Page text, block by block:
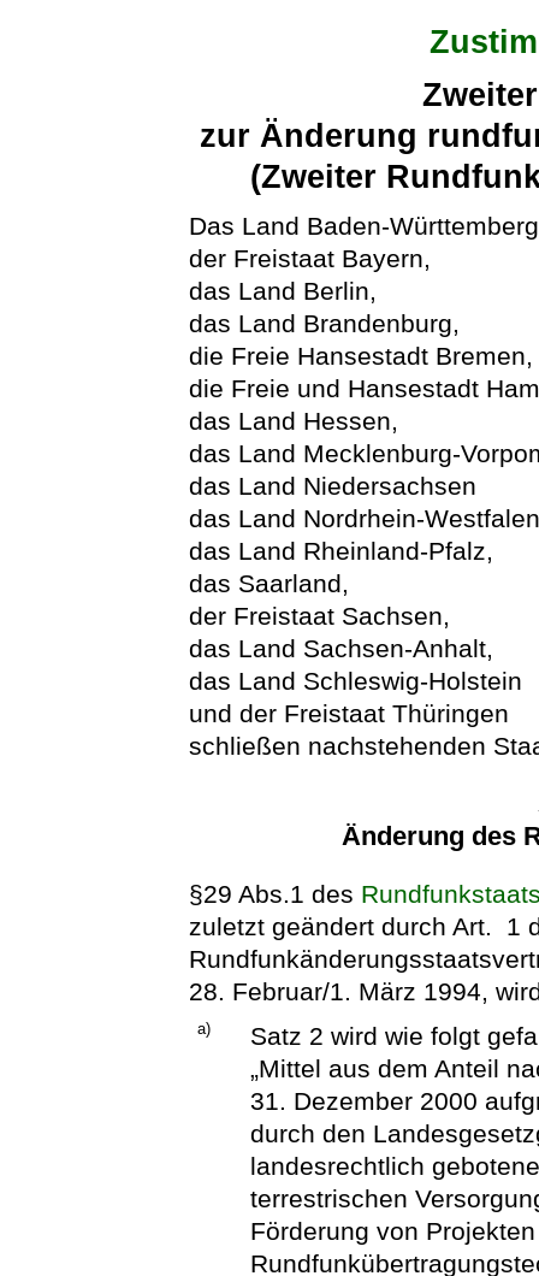
zur Änderung
(Zweiter
Das Land Baden-
der Freistaat Bayern,
das Land Berlin,
das Land Brandenburg,
die Freie Hansestadt Bremen,
die Freie und Hansestadt
das Land Hessen,
das Land Mecklenburg-
das Land Niedersachsen
das Land Nordrhein-
das Land Rheinland-Pfalz,
das Saarland,
der Freistaat Sachsen,
das Land Sachsen-Anhalt,
das Land Schleswig-Holstein
und der Freistaat Thüringen
schließen nachstehenden
Änderung des
§29 Abs.1 des
zuletzt geändert durch Art. 1
28. Februar/1. März 1994,
a)
Satz 2 wird wie folgt
„Mittel aus dem Anteil
31. Dezember 2000
durch den
landesrechtlich
terrestrischen
Förderung von